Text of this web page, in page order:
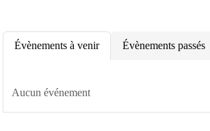
Évènements à venir Évènements passés
Aucun événement